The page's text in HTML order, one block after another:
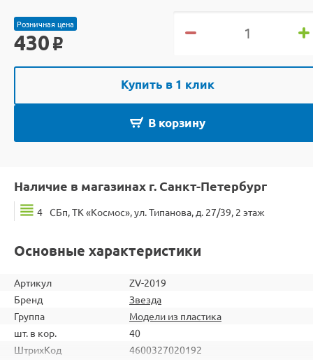
Розничная цена
430 o
Купить в 1 клик
В корзину
Наличие в магазинах г. Санкт-Петербург
4 СБп, ТК «Космос», ул. Типанова, д. 27/39, 2 этаж
Основные характеристики
Артикул
ZV-2019
Бренд
Звезда
Группа
Модели из пластика
шт. в кор.
40
ШтрихКод
4600327020192